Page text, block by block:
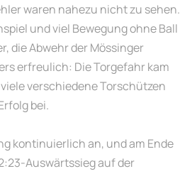
waren nahezu nicht zu sehen.
und viel Bewegung ohne Ball
die Abwehr der Mössinger
erfreulich: Die Torgefahr kam
verschiedene Torschützen
bei.
kontinuierlich an, und am Ende
Auswärtssieg auf der